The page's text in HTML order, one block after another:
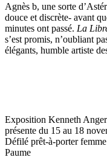
Agnès b, une sorte
douce et discrète- avant
minutes ont passé. La
s’est promis, n’oubliant
élégants, humble artiste
Exposition Kenneth
présente du 15 au 18
Défilé prêt-à-porter
Paume